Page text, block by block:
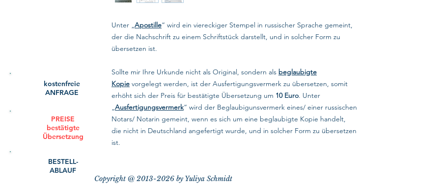
Unter „Apostille“ wird ein viereckiger Stempel in russischer Sprache gemeint,
der die Nachschrift zu einem Schriftstück darstellt, und in solcher Form zu
übersetzen ist.
Sollte mir Ihre Urkunde nicht als Original, sondern als beglaubigte
Kopie vorgelegt werden, ist der Ausfertigungsvermerk zu übersetzen, somit
erhöht sich der Preis für bestätigte Übersetzung um 10 Euro. Unter
„Ausfertigungsvermerk“ wird der Beglaubigunsvermerk eines/ einer russischen
Notars/ Notarin gemeint, wenn es sich um eine beglaubigte Kopie handelt,
die nicht in Deutschland angefertigt wurde, und in solcher Form zu übersetzen
ist.
PREISE
bestätigte
Übersetzung
kostenfreie
ANFRAGE
BESTELL-
ABLAUF
Copyright @ 2013-2026 by Yuliya Schmidt